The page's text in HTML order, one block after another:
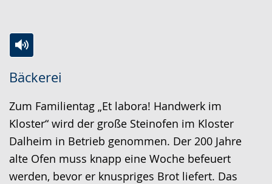
Bäckerei
Leichten
Sprache
wechseln.
Audio-
Unterstützung.
Video
in
Deutscher
Gebärdensprache
wird
angezeigt.
Zum Familientag „Et labora! Handwerk im
Kloster“ wird der große Steinofen im Kloster
Dalheim in Betrieb genommen. Der 200 Jahre
alte Ofen muss knapp eine Woche befeuert
werden, bevor er knuspriges Brot liefert. Das